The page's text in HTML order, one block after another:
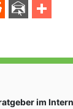
im